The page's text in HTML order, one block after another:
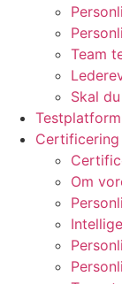
Team
Skal
Testplatform
Certificering
Om